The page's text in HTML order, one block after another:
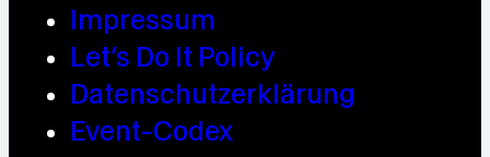
Impressum
Let’s Do It Policy
Datenschutzerklärung
Event-Codex